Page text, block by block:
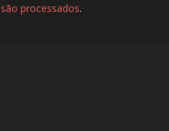
processados.